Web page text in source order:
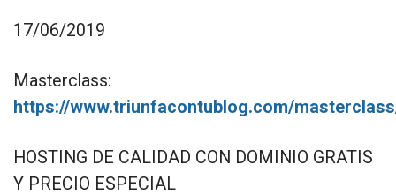
17/06/2019
Masterclass:
https://www.triunfacontublog.com/
HOSTING DE CALIDAD CON DOMINIO GRATIS
Y PRECIO ESPECIAL